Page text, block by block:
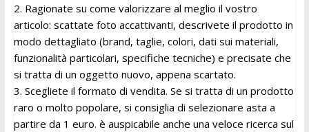
2. Ragionate su come valorizzare al meglio il vostro
articolo: scattate foto accattivanti, descrivete il prodotto in
modo dettagliato (brand, taglie, colori, dati sui materiali,
funzionalità particolari, specifiche tecniche) e precisate che
si tratta di un oggetto nuovo, appena scartato.
3. Scegliete il formato di vendita. Se si tratta di un prodotto
raro o molto popolare, si consiglia di selezionare asta a
partire da 1 euro. è auspicabile anche una veloce ricerca sul